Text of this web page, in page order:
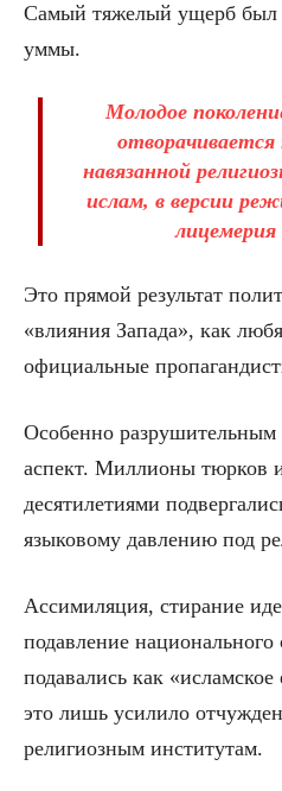
Самый тяжелый ущерб был
уммы.
Молодое
навязанной
ислам, в версии
лицемерия
Это прямой результат
«влияния Запада», как
официальные
Особенно разрушительным
аспект. Миллионы тюрков
десятилетиями
языковому давлению под
Ассимиляция, стирание
подавление национального
подавались как
это лишь усилило
религиозным институтам.